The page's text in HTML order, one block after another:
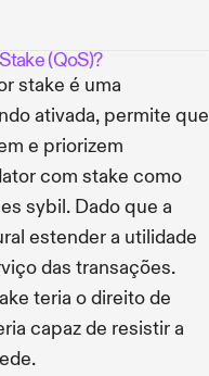
(QoS)?
stake é uma
ativada, permite que
e priorizem
com stake como
sybil. Dado que a
estender a utilidade
das transações.
teria o direito de
capaz de resistir a